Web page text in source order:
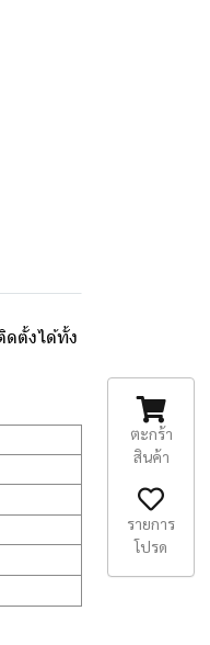
ดตั้งได้ทั้ง
ตะกร้า
สินค้า
รายการ
โปรด